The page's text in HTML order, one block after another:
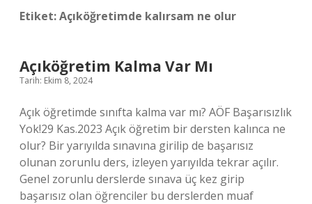
Etiket:Açıköğretimde kalırsam ne olur
Açıköğretim Kalma Var Mı
Tarih: Ekim 8, 2024
Açık öğretimde sınıfta kalma var mı? AÖF Başarısızlık
Yok!29 Kas.2023 Açık öğretim bir dersten kalınca ne
olur? Bir yarıyılda sınavına girilip de başarısız
olunan zorunlu ders, izleyen yarıyılda tekrar açılır.
Genel zorunlu derslerde sınava üç kez girip
başarısız olan öğrenciler bu derslerden muaf